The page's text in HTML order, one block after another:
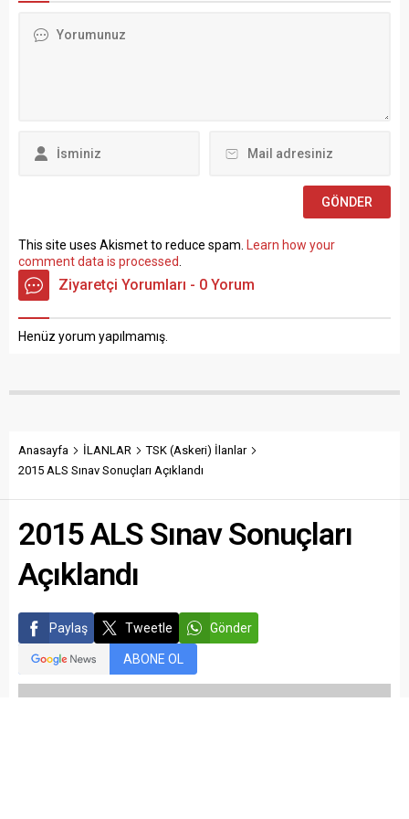
TÜRK-İŞ Genel Merkezinde
Sosyal Çalışmacı; sözlü
This site uses Akismet to reduce spam.
Learn how your
comment data is processed
Ziyaretçi Yorumları - 0 Yorum
Henüz yorum yapılmamış.
Anasayfa İLANLAR
TSK (Askeri) İlanlar
2015 ALS Sınav Sonuçları Açıklandı
2015 ALS Sınav Sonuçları
Açıklandı
Paylaş Tweetle Gönder
ABONE OL